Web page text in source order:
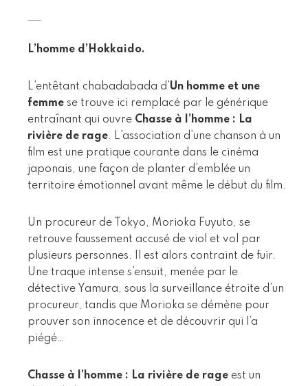
L’homme d’Hokkaido.
L’entêtant chabadabada d’ Un homme et une
femme se trouve ici remplacé par le générique
entraînant qui ouvre Chasse à l’homme : La
rivière de rage. L’association d’une chanson à un
film est une pratique courante dans le cinéma
japonais, une façon de planter d’emblée un
territoire émotionnel avant même le début du film.
Un procureur de Tokyo, Morioka Fuyuto, se
retrouve faussement accusé de viol et vol par
plusieurs personnes. Il est alors contraint de fuir.
Une traque intense s’ensuit, menée par le
détective Yamura, sous la surveillance étroite d’un
procureur, tandis que Morioka se démène pour
prouver son innocence et de découvrir qui l’a
piégé…
Chasse à l’homme : La rivière de rage est un